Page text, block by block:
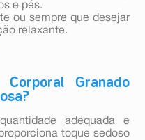
e pés.
ou sempre que desejar
relaxante.
Granado
adequada e
toque sedoso